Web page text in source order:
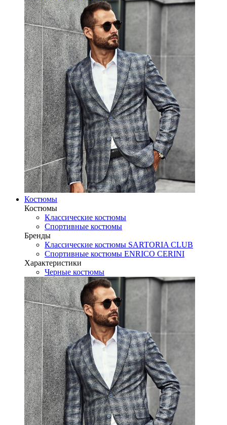
Костюмы
Костюмы
Классические костюмы
Спортивные костюмы
Бренды
Классические костюмы SARTORIA CLUB
Спортивные костюмы ENRICO CERINI
Характеристики
Черные костюмы